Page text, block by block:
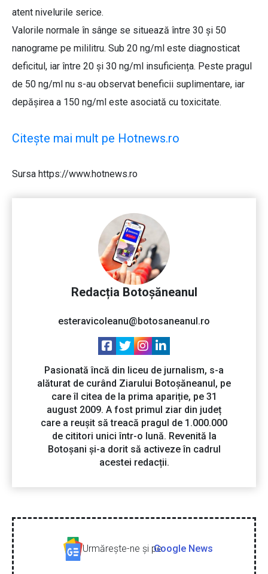
atent nivelurile serice.
Valorile normale în sânge se situează între 30 și 50
nanograme pe mililitru. Sub 20 ng/ml este diagnosticat
deficitul, iar între 20 și 30 ng/ml insuficiența. Peste pragul
de 50 ng/ml nu s-au observat beneficii suplimentare, iar
depășirea a 150 ng/ml este asociată cu toxicitate.
Citește mai mult pe Hotnews.ro
Sursa https://www.hotnews.ro
Redacția Botoșăneanul
esteravicoleanu@botosaneanul.ro
Pasionată încă din liceu de jurnalism, s-a
alăturat de curând Ziarului Botoșăneanul, pe
care îl citea de la prima apariție, pe 31
august 2009. A fost primul ziar din județ
care a reușit să treacă pragul de 1.000.000
de cititori unici într-o lună. Revenită la
Botoșani și-a dorit să activeze în cadrul
acestei redacții.
Urmăreşte-ne şi peGoogle News